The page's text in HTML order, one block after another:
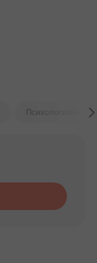
Психология и